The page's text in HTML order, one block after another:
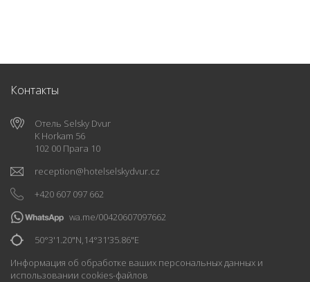
Контакты
Отель Selsky Dvur
K Horkam 56
102 00 Прага 10
reception@hotelselskydvur.cz
+420 607 097 662
wa.me/00420607097662
50°3'1.20"N,14°31'35.86"E
Информация об обработке ваших персональных данных и
использовании cookies-файлов